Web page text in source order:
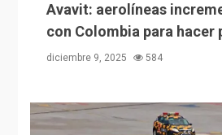
Avavit: aerolíneas
con Colombia para hacer
diciembre 9, 2025 584